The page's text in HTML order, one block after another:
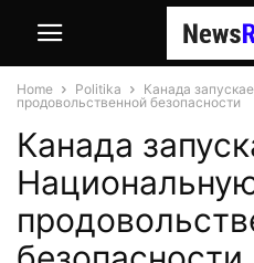
Home Politika
Канада
продовольственной безопасности
Канада